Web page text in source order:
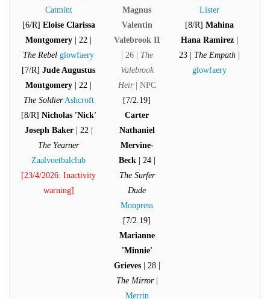
Catmint
[6/R] Eloïse Clarissa
Montgomery | 22 |
The Rebel glowfaery
[7/R] Jude Augustus
Montgomery | 22 |
The Soldier Ashcroft
[8/R] Nicholas 'Nick'
Joseph Baker| 22 |
The Yearner
Zaalvoetbalclub
[23/4/2026: Inactivity
warning]
Magnus
Valentin
Valebrook II
| 26 | The
Valebrook
Heir| NPC
[7/2.19]
Carter
Nathaniel
Mervine-
Beck| 24 |
The Surfer
Dude
Monpress
[7/2.19]
Marianne
'Minnie'
Grieves| 28 |
The Mirror|
Merrin
Lister
[8/R] Mahina
Hana Ramirez|
23 | The Empath|
glowfaery